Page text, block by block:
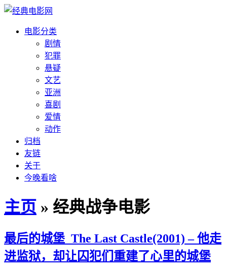
电影分类
剧情
犯罪
悬疑
文艺
亚洲
喜剧
爱情
动作
归档
友链
关于
今晚看啥
主页 » 经典战争电影
最后的城堡_The Last Castle(2001) – 他走
进监狱，却让囚犯们重建了心里的城堡